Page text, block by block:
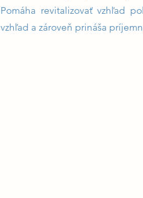
Pomáha revitalizovať vzhľad
vzhľad a zároveň prináša